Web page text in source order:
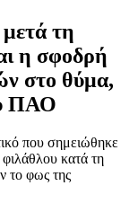
τη
η σφοδρή
στο θύμα,
ΠΑΟ
που σημειώθηκε
κατά τη
το φως της